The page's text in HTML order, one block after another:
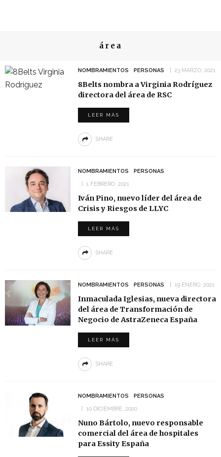
área
NOMBRAMIENTOS PERSONAS 23 MARZO, 2021
8Belts nombra a Virginia Rodríguez
directora del área de RSC
LEER MÁS
SHARE
NOMBRAMIENTOS
PERSONAS
1 FEBRERO, 2021
Iván Pino, nuevo líder del área de
Crisis y Riesgos de LLYC
LEER MÁS
SHARE
NOMBRAMIENTOS PERSONAS 19 ENERO, 2021
Inmaculada Iglesias, nueva directora
del área de Transformación de
Negocio de AstraZeneca España
LEER MÁS
SHARE
NOMBRAMIENTOS
PERSONAS
10 DICIEMBRE, 2020
Nuno Bártolo, nuevo responsable
comercial del área de hospitales
para Essity España